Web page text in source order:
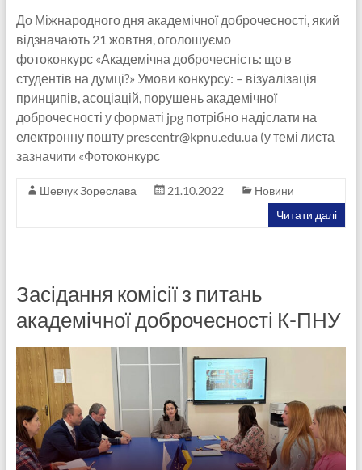
До Міжнародного дня академічної доброчесності, який
відзначають 21 жовтня, оголошуємо
фотоконкурс «Академічна доброчесність: що в
студентів на думці?» Умови конкурсу: – візуалізація
принципів, асоціацій, порушень академічної
доброчесності у форматі jpg потрібно надіслати на
електронну пошту prescentr@kpnu.edu.ua (у темі листа
зазначити «Фотоконкурс
Шевчук Зореслава 21.10.2022
Новини
Читати далі
Засідання комісії з питань
академічної доброчесності К-ПНУ